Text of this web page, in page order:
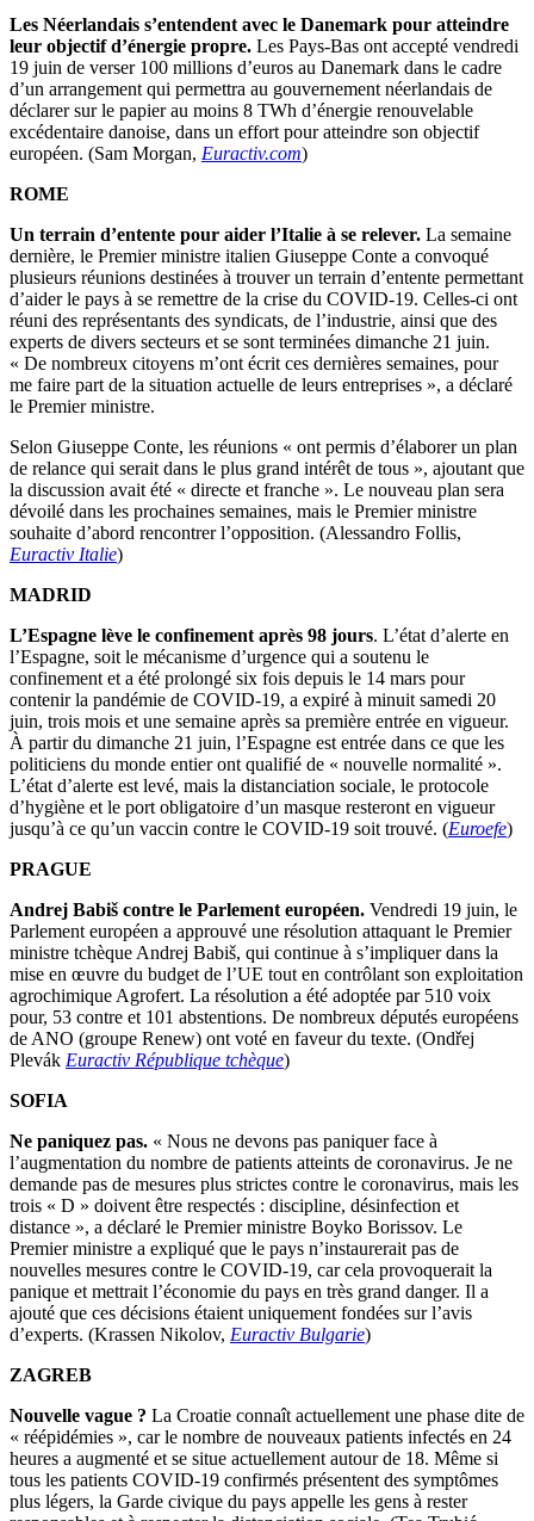
Les Néerlandais s’entendent avec le Danemark pour atteindre
leur objectif d’énergie propre. Les Pays-Bas ont accepté vendredi
19 juin de verser 100 millions d’euros au Danemark dans le cadre
d’un arrangement qui permettra au gouvernement néerlandais de
déclarer sur le papier au moins 8 TWh d’énergie renouvelable
excédentaire danoise, dans un effort pour atteindre son objectif
européen. (Sam Morgan, Euractiv.com)
ROME
Un terrain d’entente pour aider l’Italie à se relever. La semaine
dernière, le Premier ministre italien Giuseppe Conte a convoqué
plusieurs réunions destinées à trouver un terrain d’entente permettant
d’aider le pays à se remettre de la crise du COVID-19. Celles-ci ont
réuni des représentants des syndicats, de l’industrie, ainsi que des
experts de divers secteurs et se sont terminées dimanche 21 juin.
« De nombreux citoyens m’ont écrit ces dernières semaines, pour
me faire part de la situation actuelle de leurs entreprises », a déclaré
le Premier ministre.
Selon Giuseppe Conte, les réunions « ont permis d’élaborer un plan
de relance qui serait dans le plus grand intérêt de tous », ajoutant que
la discussion avait été « directe et franche ». Le nouveau plan sera
dévoilé dans les prochaines semaines, mais le Premier ministre
souhaite d’abord rencontrer l’opposition. (Alessandro Follis,
Euractiv Italie)
MADRID
L’Espagne lève le confinement après 98 jours. L’état d’alerte en
l’Espagne, soit le mécanisme d’urgence qui a soutenu le
confinement et a été prolongé six fois depuis le 14 mars pour
contenir la pandémie de COVID-19, a expiré à minuit samedi 20
juin, trois mois et une semaine après sa première entrée en vigueur.
À partir du dimanche 21 juin, l’Espagne est entrée dans ce que les
politiciens du monde entier ont qualifié de « nouvelle normalité ».
L’état d’alerte est levé, mais la distanciation sociale, le protocole
d’hygiène et le port obligatoire d’un masque resteront en vigueur
jusqu’à ce qu’un vaccin contre le COVID-19 soit trouvé. (Euroefe)
PRAGUE
Andrej Babiš contre le Parlement européen. Vendredi 19 juin, le
Parlement européen a approuvé une résolution attaquant le Premier
ministre tchèque Andrej Babiš, qui continue à s’impliquer dans la
mise en œuvre du budget de l’UE tout en contrôlant son exploitation
agrochimique Agrofert. La résolution a été adoptée par 510 voix
pour, 53 contre et 101 abstentions. De nombreux députés européens
de ANO (groupe Renew) ont voté en faveur du texte. (Ondřej
Plevák Euractiv République tchèque)
SOFIA
Ne paniquez pas. « Nous ne devons pas paniquer face à
l’augmentation du nombre de patients atteints de coronavirus. Je ne
demande pas de mesures plus strictes contre le coronavirus, mais les
trois « D » doivent être respectés : discipline, désinfection et
distance », a déclaré le Premier ministre Boyko Borissov. Le
Premier ministre a expliqué que le pays n’instaurerait pas de
nouvelles mesures contre le COVID-19, car cela provoquerait la
panique et mettrait l’économie du pays en très grand danger. Il a
ajouté que ces décisions étaient uniquement fondées sur l’avis
d’experts. (Krassen Nikolov, Euractiv Bulgarie)
ZAGREB
Nouvelle vague ? La Croatie connaît actuellement une phase dite de
« réépidémies », car le nombre de nouveaux patients infectés en 24
heures a augmenté et se situe actuellement autour de 18. Même si
tous les patients COVID-19 confirmés présentent des symptômes
plus légers, la Garde civique du pays appelle les gens à rester